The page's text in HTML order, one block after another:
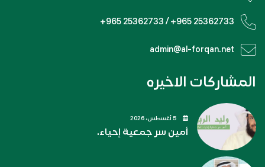
+965 25362733 / +965 25362733
admin@al-forqan.net
المشاركات الاخيره
أمين سر جمعية إحياء.